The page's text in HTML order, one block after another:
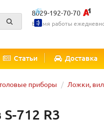
8029-192-70-70
Время работы
Статьи Доставка
приборы
Ложки,
712 R3